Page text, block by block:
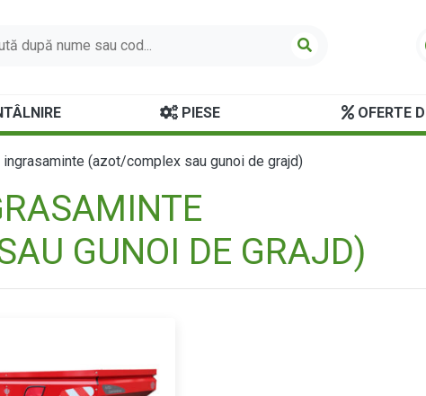
PIESE OFERTE
(azot/complex sau gunoi de grajd)
GUNOI DE GRAJD)